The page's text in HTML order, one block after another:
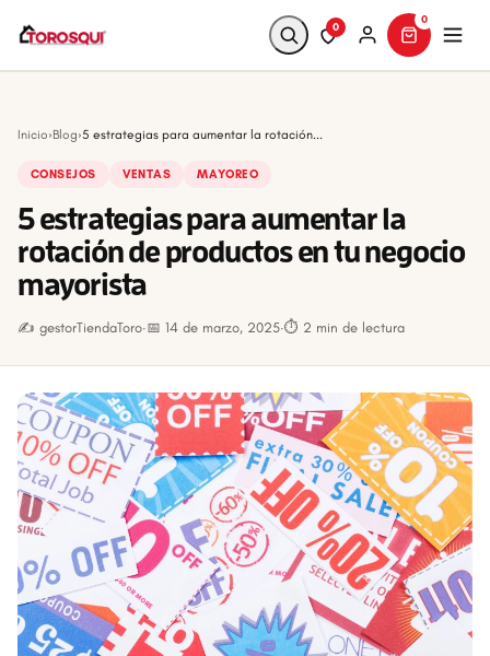
0
0
Inicio›Blog›5 estrategias para aumentar la rotación...
CONSEJOS VENTAS MAYOREO
5 estrategias para aumentar la
rotación de productos en tu negocio
mayorista
✍️ gestorTiendaToro·📅 14 de marzo, 2025·⏱ 2 min de lectura